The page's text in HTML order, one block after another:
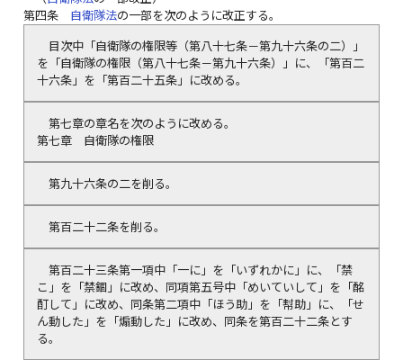
第四条
自衛隊法の一部を次のように改正する。
目次中「自衛隊の権限等（第八十七条－第九十六条の二）」
を「自衛隊の権限（第八十七条－第九十六条）」に、「第百二
十六条」を「第百二十五条」に改める。
第七章の章名を次のように改める。
第七章 自衛隊の権限
第九十六条の二を削る。
第百二十二条を削る。
第百二十三条第一項中「一に」を「いずれかに」に、「禁
こ」を「禁錮」に改め、同項第五号中「めいていして」を「酩
酊して」に改め、同条第二項中「ほう助」を「幇助」に、「せ
ん動した」を「煽動した」に改め、同条を第百二十二条とす
る。